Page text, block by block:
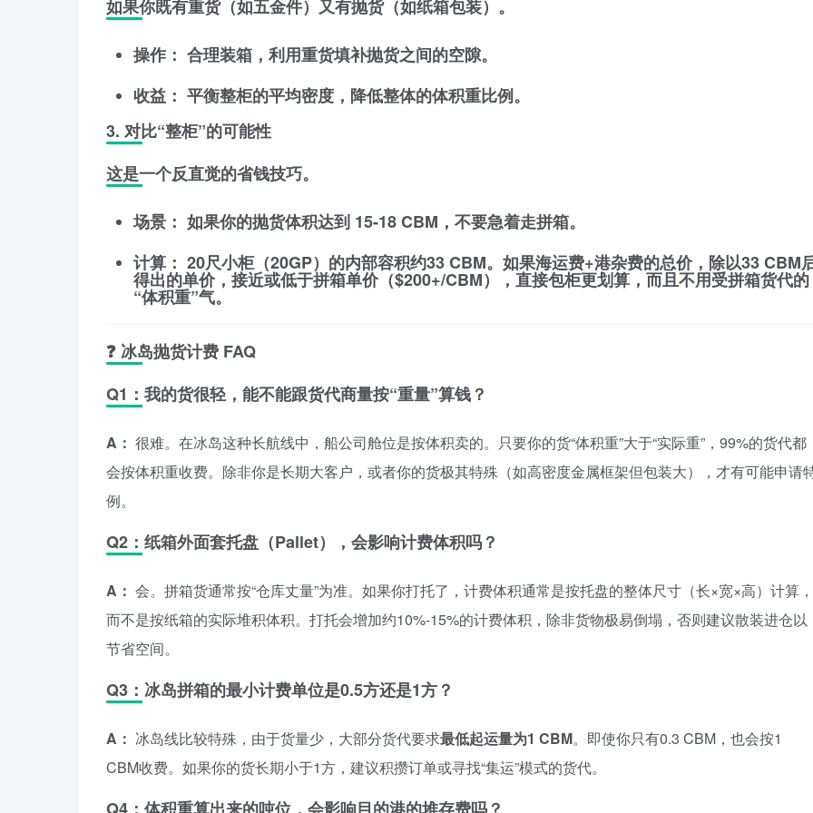
如果你既有重货（如五金件）又有抛货（如纸箱包装）。
操作： 合理装箱，利用重货填补抛货之间的空隙。
收益： 平衡整柜的平均密度，降低整体的体积重比例。
3. 对比“整柜”的可能性
这是一个反直觉的省钱技巧。
场景： 如果你的抛货体积达到 15-18 CBM ，不要急着走拼箱。
计算： 20尺小柜（20GP）的内部容积约33 CBM。如果海运费+港杂费的总价，除以33 CBM
得出的单价，接近或低于拼箱单价（$200+/CBM），直接包柜更划算，而且不用受拼箱货代的
“体积重”气。
❓ 冰岛抛货计费 FAQ
Q1：我的货很轻，能不能跟货代商量按“重量”算钱？
A： 很难。在冰岛这种长航线中，船公司舱位是按体积卖的。只要你的货“体积重”大于“实际重”，99%的货代都
会按体积重收费。除非你是长期大客户，或者你的货极其特殊（如高密度金属框架但包装大），才有可能申请
例。
Q2：纸箱外面套托盘（Pallet），会影响计费体积吗？
A： 会。拼箱货通常按“仓库丈量”为准。如果你打托了，计费体积通常是按托盘的整体尺寸（长×宽×高）计算，
而不是按纸箱的实际堆积体积。打托会增加约10%-15%的计费体积，除非货物极易倒塌，否则建议散装进仓以
节省空间。
Q3：冰岛拼箱的最小计费单位是0.5方还是1方？
A： 冰岛线比较特殊，由于货量少，大部分货代要求最低起运量为1 CBM。即使你只有0.3 CBM，也会按1
CBM收费。如果你的货长期小于1方，建议积攒订单或寻找“集运”模式的货代。